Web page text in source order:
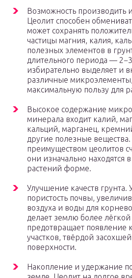
Возможность производить
Цеолит способен
может сохранять
частицы магния, калия,
полезных элементов в
длительного периода —
избирательно выделяет и
различные
максимальную пользу для
Высокое содержание
минерала входит калий,
кальций, марганец,
другие полезные
преимуществом цеолитов
они изначально находятся
растений форме.
Улучшение качеств
пористость почвы,
воздуха и воды для
делает землю более
предотвращает появление
участков, твёрдой
поверхности.
Накопление и удержание